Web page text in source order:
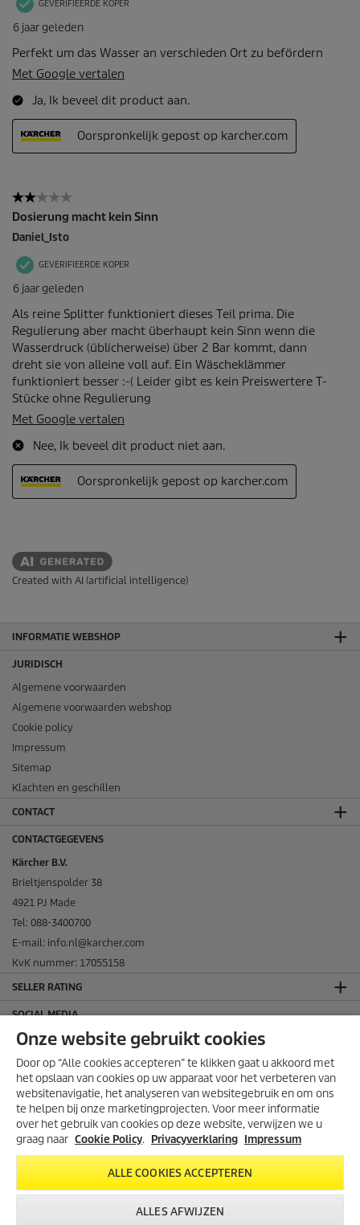
ONTDEK DE NIEUWE
COMFORT RANGE!
De nieuwe Comfort Range-
haspel, een 4-in-1 spuitlans en
knoopvrije slang. Sneller schoon,
minder moeite.
Created with AI (artificial intelligence)
INFORMATIE WEBSHOP
JURIDISCH
Algemene voorwaarden
Algemene voorwaarden webshop
Cookie policy
Impressum
Sitemap
Klachten en geschillen
CONTACT
CONTACTGEGEVENS
Kärcher B.V.
Brieltjenspolder 38
4921 PJ Made
Tel: 088-3400700
E-mail: info.nl@karcher.com
KvK nummer: 17055158
SELLER RATING
SOCIAL MEDIA
THUISWINKEL WAARBORG
Onze website gebruikt cookies
Door op “Alle cookies accepteren” te klikken gaat u akkoord met
het opslaan van cookies op uw apparaat voor het verbeteren van
websitenavigatie, het analyseren van websitegebruik en om ons
te helpen bij onze marketingprojecten. Voor meer informatie
over het gebruik van cookies op deze website, verwijzen we u
graag naar Cookie Policy. Privacyverklaring Impressum
ALLE COOKIES ACCEPTEREN
ALLES AFWIJZEN